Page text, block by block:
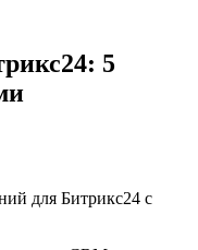
5
для Битрикс24 с